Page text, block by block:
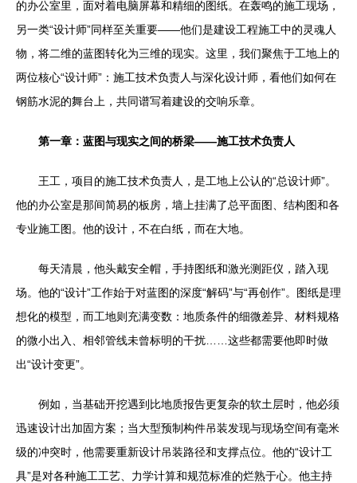
的办公室里，面对着电脑屏幕和精细的图纸。在轰鸣的施工现场，
另一类“设计师”同样至关重要——他们是建设工程施工中的灵魂人
物，将二维的蓝图转化为三维的现实。这里，我们聚焦于工地上的
两位核心“设计师”：施工技术负责人与深化设计师，看他们如何在
钢筋水泥的舞台上，共同谱写着建设的交响乐章。
第一章：蓝图与现实之间的桥梁——施工技术负责人
王工，项目的施工技术负责人，是工地上公认的“总设计师”。
他的办公室是那间简易的板房，墙上挂满了总平面图、结构图和各
专业施工图。他的设计，不在白纸，而在大地。
每天清晨，他头戴安全帽，手持图纸和激光测距仪，踏入现
场。他的“设计”工作始于对蓝图的深度“解码”与“再创作”。图纸是理
想化的模型，而工地则充满变数：地质条件的细微差异、材料规格
的微小出入、相邻管线未曾标明的干扰……这些都需要他即时做
出“设计变更”。
例如，当基础开挖遇到比地质报告更复杂的软土层时，他必须
迅速设计出加固方案；当大型预制构件吊装发现与现场空间有毫米
级的冲突时，他需要重新设计吊装路径和支撑点位。他的“设计工
具”是对各种施工工艺、力学计算和规范标准的烂熟于心。他主持